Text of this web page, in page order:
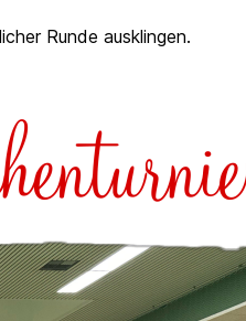
Runde ausklingen.